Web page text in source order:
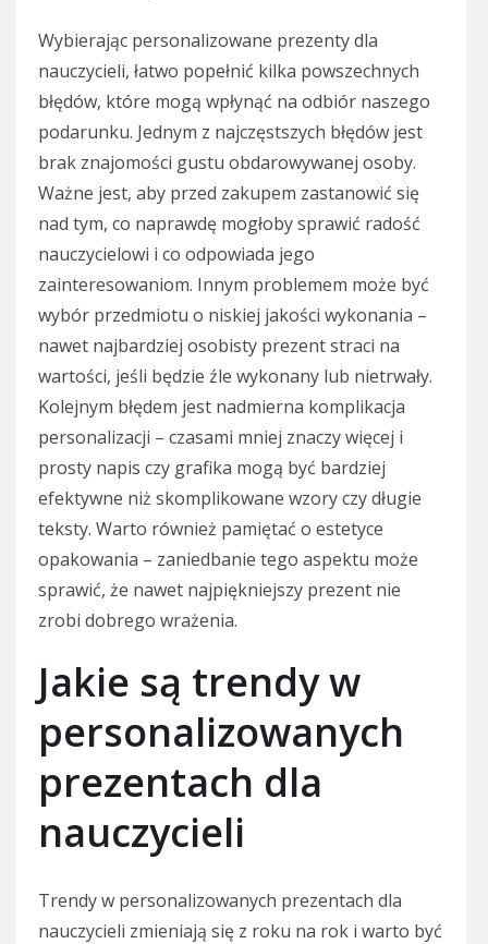
Wybierając personalizowane prezenty dla
nauczycieli, łatwo popełnić kilka powszechnych
błędów, które mogą wpłynąć na odbiór naszego
podarunku. Jednym z najczęstszych błędów jest
brak znajomości gustu obdarowywanej osoby.
Ważne jest, aby przed zakupem zastanowić się
nad tym, co naprawdę mogłoby sprawić radość
nauczycielowi i co odpowiada jego
zainteresowaniom. Innym problemem może być
wybór przedmiotu o niskiej jakości wykonania –
nawet najbardziej osobisty prezent straci na
wartości, jeśli będzie źle wykonany lub nietrwały.
Kolejnym błędem jest nadmierna komplikacja
personalizacji – czasami mniej znaczy więcej i
prosty napis czy grafika mogą być bardziej
efektywne niż skomplikowane wzory czy długie
teksty. Warto również pamiętać o estetyce
opakowania – zaniedbanie tego aspektu może
sprawić, że nawet najpiękniejszy prezent nie
zrobi dobrego wrażenia.
Jakie są trendy w
personalizowanych
prezentach dla
nauczycieli
Trendy w personalizowanych prezentach dla
nauczycieli zmieniają się z roku na rok i warto być